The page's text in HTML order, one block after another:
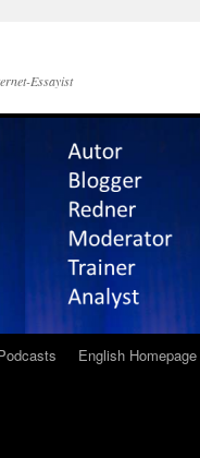
Essayist
English Homepage